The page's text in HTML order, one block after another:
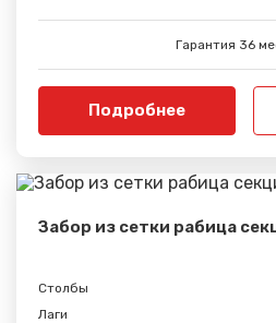
Гарантия 36
Подробнее
Забор из сетки рабица
Столбы
Лаги